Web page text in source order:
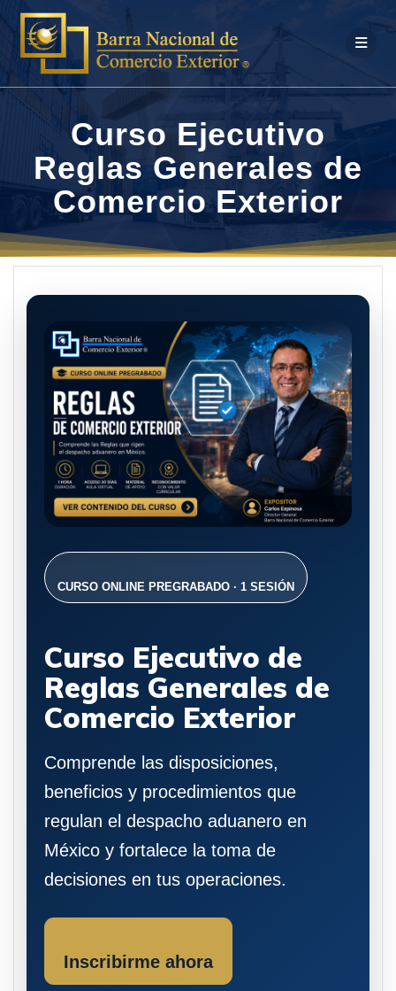
contenido
Curso Ejecutivo
Reglas Generales de
Comercio Exterior
CURSO ONLINE PREGRABADO · 1 SESIÓN
Curso Ejecutivo de
Reglas Generales de
Comercio Exterior
Comprende las disposiciones,
beneficios y procedimientos que
regulan el despacho aduanero en
México y fortalece la toma de
decisiones en tus operaciones.
Inscribirme ahora